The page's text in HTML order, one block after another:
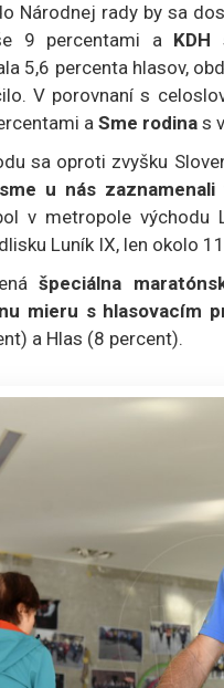
Národnej rady by sa
9 percentami a KDH
5,6 percenta hlasov,
V porovnaní s
a Sme rodina s
sa oproti zvyšku
u nás
v metropole východu
Luník IX, len okolo
špeciálna
mieru s hlasovacím
a Hlas (8 percent).